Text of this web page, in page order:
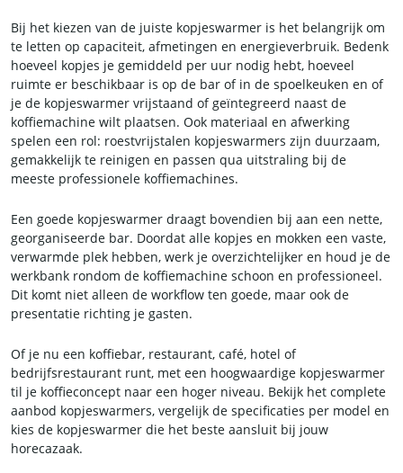
Bij het kiezen van de juiste kopjeswarmer is het belangrijk om
te letten op capaciteit, afmetingen en energieverbruik. Bedenk
hoeveel kopjes je gemiddeld per uur nodig hebt, hoeveel
ruimte er beschikbaar is op de bar of in de spoelkeuken en of
je de kopjeswarmer vrijstaand of geïntegreerd naast de
koffiemachine wilt plaatsen. Ook materiaal en afwerking
spelen een rol: roestvrijstalen kopjeswarmers zijn duurzaam,
gemakkelijk te reinigen en passen qua uitstraling bij de
meeste professionele koffiemachines.
Een goede kopjeswarmer draagt bovendien bij aan een nette,
georganiseerde bar. Doordat alle kopjes en mokken een vaste,
verwarmde plek hebben, werk je overzichtelijker en houd je de
werkbank rondom de koffiemachine schoon en professioneel.
Dit komt niet alleen de workflow ten goede, maar ook de
presentatie richting je gasten.
Of je nu een koffiebar, restaurant, café, hotel of
bedrijfsrestaurant runt, met een hoogwaardige kopjeswarmer
til je koffieconcept naar een hoger niveau. Bekijk het complete
aanbod kopjeswarmers, vergelijk de specificaties per model en
kies de kopjeswarmer die het beste aansluit bij jouw
horecazaak.